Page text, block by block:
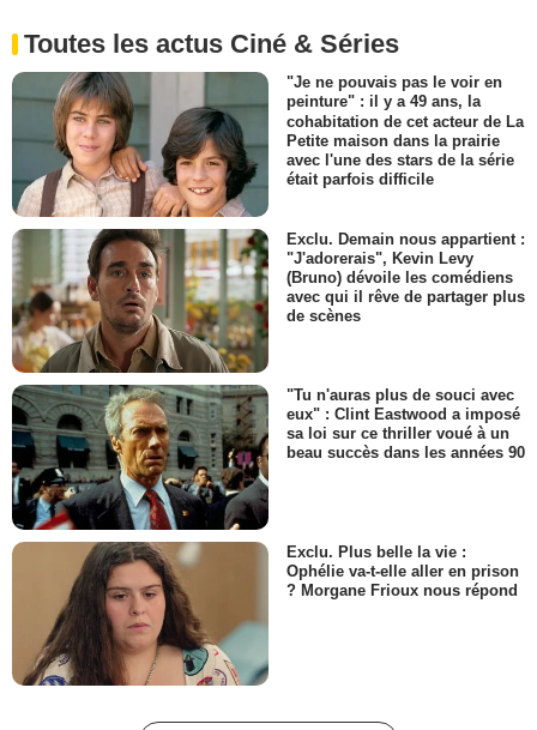
Toutes les actus Ciné & Séries
"Je ne pouvais pas le voir en
peinture" : il y a 49 ans, la
cohabitation de cet acteur de La
Petite maison dans la prairie
avec l'une des stars de la série
était parfois difficile
Exclu. Demain nous appartient :
"J'adorerais", Kevin Levy
(Bruno) dévoile les comédiens
avec qui il rêve de partager plus
de scènes
"Tu n'auras plus de souci avec
eux" : Clint Eastwood a imposé
sa loi sur ce thriller voué à un
beau succès dans les années 90
Exclu. Plus belle la vie :
Ophélie va-t-elle aller en prison
? Morgane Frioux nous répond